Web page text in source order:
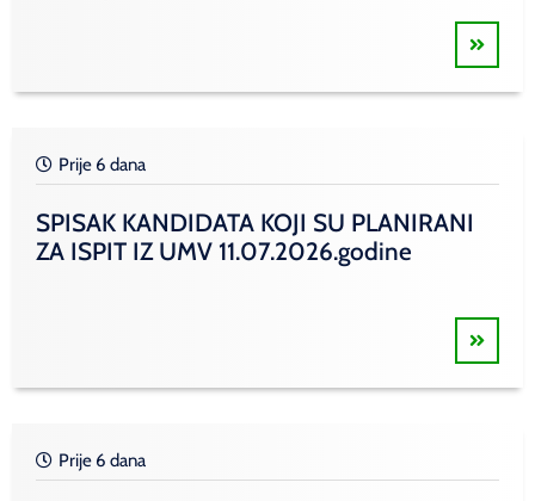
Prije 6 dana
SPISAK KANDIDATA KOJI SU PLANIRANI
ZA ISPIT IZ UMV 11.07.2026.godine
Prije 6 dana